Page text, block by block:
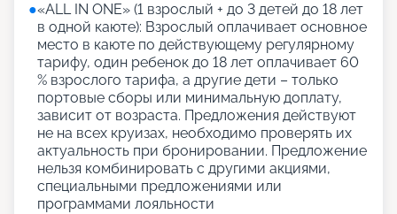
●«АLL IN ONE» (1 взрослый + до 3 детей до 18 лет
в одной каюте): Взрослый оплачивает основное
место в каюте по действующему регулярному
тарифу, один ребенок до 18 лет оплачивает 60
% взрослого тарифа, а другие дети – только
портовые сборы или минимальную доплату,
зависит от возраста. Предложения действуют
не на всех круизах, необходимо проверять их
актуальность при бронировании. Предложение
нельзя комбинировать с другими акциями,
специальными предложениями или
программами лояльности